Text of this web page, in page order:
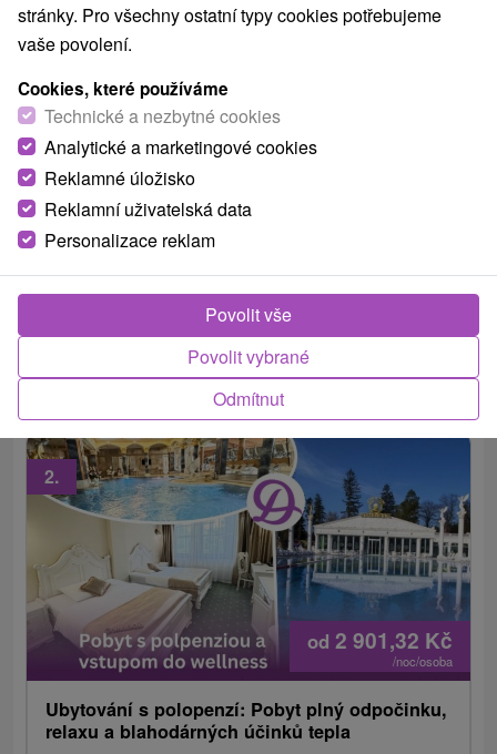
Léčebný wellness pobyt RELAX CLASSIC:
oblíbený pobyt pro dokonalé uvolnění
Lázně Rajecké Teplice: sleva ve výši 20 % na
Od 2 Nocí
Polopenze
Tradiční lázeňská péče s ubytováním a polopenzí.
Součástí balíčku je neomezený vstup do termálních
bazénů, Natural Spa,...
od 2 901,32 Kč
/noc/osoba
2.
Ubytování s polopenzí: Pobyt plný odpočinku,
relaxu a blahodárných účinků tepla
stránky. Pro všechny ostatní typy cookies potřebujeme
vaše povolení.
Cookies, které používáme
Technické a nezbytné cookies
Analytické a marketingové cookies
Reklamné úložisko
Reklamní uživatelská data
Personalizace reklam
Odmítnut
Povolit vybrané
Povolit vše